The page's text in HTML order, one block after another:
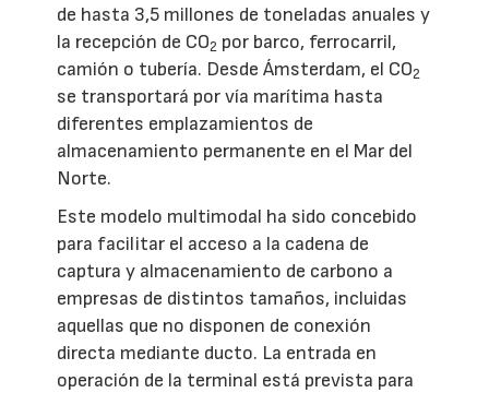
de hasta 3,5 millones de toneladas anuales y
la recepción de CO2 por barco, ferrocarril,
camión o tubería. Desde Ámsterdam, el CO2
se transportará por vía marítima hasta
diferentes emplazamientos de
almacenamiento permanente en el Mar del
Norte.
Este modelo multimodal ha sido concebido
para facilitar el acceso a la cadena de
captura y almacenamiento de carbono a
empresas de distintos tamaños, incluidas
aquellas que no disponen de conexión
directa mediante ducto. La entrada en
operación de la terminal está prevista para